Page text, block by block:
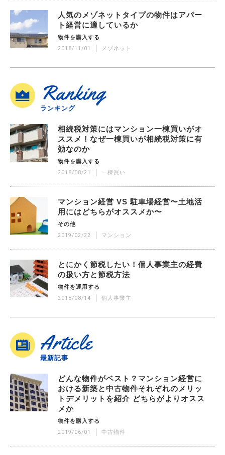
人気のメゾネットタイプの物件はアパー
ト経営に適しているか
物件を購入する
2018/11/01 メゾネット
Ranking
ランキング
相続税対策にはマンション一棟買いがオ
ススメ！なぜ一棟買いが相続税対策に有
効なのか
物件を購入する
2018/08/21 一棟買い
マンション経営 VS 駐車場経営〜土地活
用にはどちらがオススメか〜
その他
2019/02/22 マンション
とにかく節税したい！個人事業主の経費
の扱い方と節税方法
物件を運用する
2018/08/14 個人事業主
Article
最新記事
どんな物件がベスト？マンション経営に
おける新築と中古物件それぞれのメリッ
トデメリットを紹介 どちらがよりオスス
メか
物件を購入する
2019/06/01 中古物件